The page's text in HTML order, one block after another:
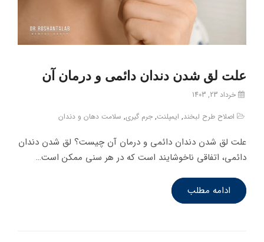
علت لق شدن دندان دائمی و درمان آن
خرداد 23, 1403
اصلاح طرح لبخند, ایمپلنت, جرم گیری, سلامت دهان و دندان
علت لق شدن دندان دائمی و درمان آن چیست؟ لق شدن دندان
دائمی، اتفاقی ناخوشایند است که در هر سنی ممکن است…
ادامه مطلب